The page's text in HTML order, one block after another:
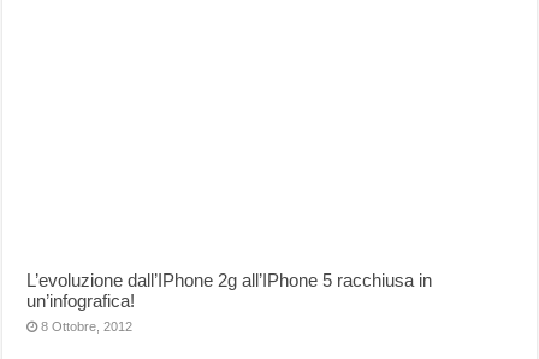
L’evoluzione dall’IPhone 2g all’IPhone 5 racchiusa in
un’infografica!
8 Ottobre, 2012